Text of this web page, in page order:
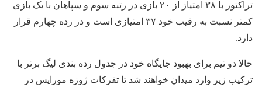
تراکتور با ۳۸ امتیاز از ۲۰ بازی در رتبه سوم و سپاهان با یک بازی
کمتر نسبت به رقیب خود ۳۷ امتیازی است و در رده چهارم قرار
دارد.
حالا دو تیم برای بهبود جایگاه خود در جدول رده بندی لیگ برتر با
ترکیب زیر وارد میدان خواهند شد تا تفرکات ژوزه مورایس در